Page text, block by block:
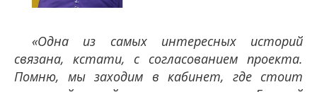
«Одна из самых интересных историй
связана, кстати, с согласованием проекта.
Помню, мы заходим в кабинет, где стоит